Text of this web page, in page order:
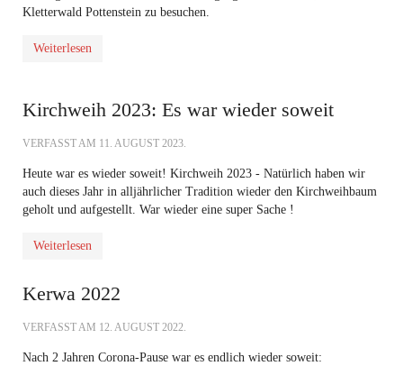
Kletterwald Pottenstein zu besuchen.
Weiterlesen
Kirchweih 2023: Es war wieder soweit
VERFASST AM 11. AUGUST 2023.
Heute war es wieder soweit! Kirchweih 2023 - Natürlich haben wir
auch dieses Jahr in alljährlicher Tradition wieder den Kirchweihbaum
geholt und aufgestellt. War wieder eine super Sache !
Weiterlesen
Kerwa 2022
VERFASST AM 12. AUGUST 2022.
Nach 2 Jahren Corona-Pause war es endlich wieder soweit: